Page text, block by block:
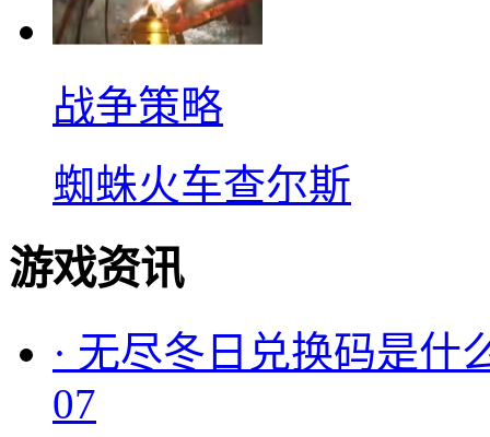
战争策略
蜘蛛火车查尔斯
游戏资讯
· 无尽冬日兑换码是什
07